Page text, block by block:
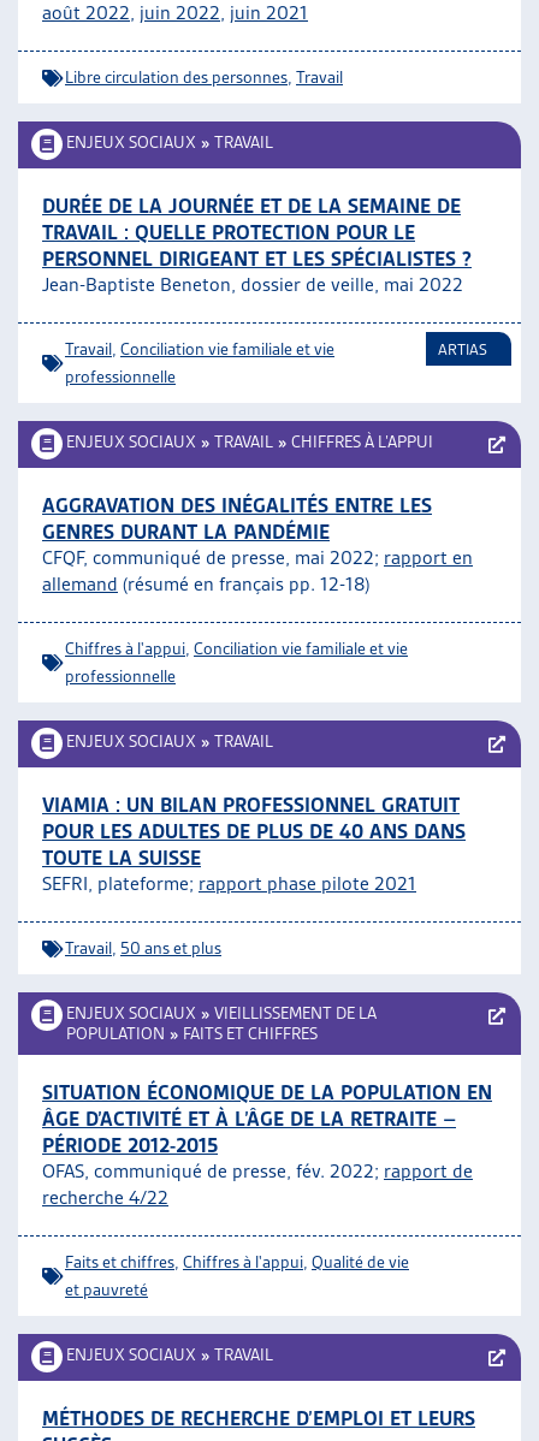
août 2022, juin 2022, juin 2021
Libre circulation des personnes Travail
ENJEUX SOCIAUX » TRAVAIL
DURÉE DE LA JOURNÉE ET DE LA SEMAINE DE
TRAVAIL : QUELLE PROTECTION POUR LE
PERSONNEL DIRIGEANT ET LES SPÉCIALISTES ?
Jean-Baptiste Beneton, dossier de veille, mai 2022
Travail Conciliation vie familiale et vie
professionnelle
ARTIAS
ENJEUX SOCIAUX » TRAVAIL » CHIFFRES À L’APPUI
AGGRAVATION DES INÉGALITÉS ENTRE LES
GENRES DURANT LA PANDÉMIE
CFQF, communiqué de presse, mai 2022; rapport en
allemand (résumé en français pp. 12-18)
Chiffres à l'appui Conciliation vie familiale et vie
professionnelle
ENJEUX SOCIAUX » TRAVAIL
VIAMIA : UN BILAN PROFESSIONNEL GRATUIT
POUR LES ADULTES DE PLUS DE 40 ANS DANS
TOUTE LA SUISSE
SEFRI, plateforme; rapport phase pilote 2021
Travail 50 ans et plus
ENJEUX SOCIAUX » VIEILLISSEMENT DE LA
POPULATION » FAITS ET CHIFFRES
SITUATION ÉCONOMIQUE DE LA POPULATION EN
ÂGE D’ACTIVITÉ ET À L’ÂGE DE LA RETRAITE –
PÉRIODE 2012-2015
OFAS, communiqué de presse, fév. 2022; rapport de
recherche 4/22
Faits et chiffres Chiffres à l'appui Qualité de vie
et pauvreté
ENJEUX SOCIAUX » TRAVAIL
MÉTHODES DE RECHERCHE D’EMPLOI ET LEURS